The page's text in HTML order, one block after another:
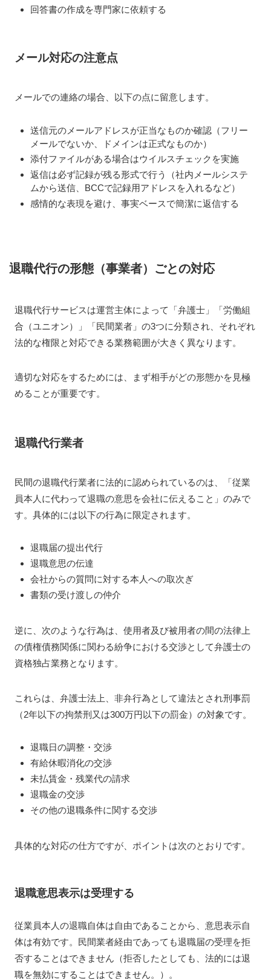
回答書の作成を専門家に依頼する
メール対応の注意点
メールでの連絡の場合、以下の点に留意します。
送信元のメールアドレスが正当なものか確認（フリー
メールでないか、ドメインは正式なものか）
添付ファイルがある場合はウイルスチェックを実施
返信は必ず記録が残る形式で行う（社内メールシステ
ムから送信、BCCで記録用アドレスを入れるなど）
感情的な表現を避け、事実ベースで簡潔に返信する
退職代行の形態（事業者）ごとの対応
退職代行サービスは運営主体によって「弁護士」「労働組
合（ユニオン）」「民間業者」の3つに分類され、それぞれ
法的な権限と対応できる業務範囲が大きく異なります。
適切な対応をするためには、まず相手がどの形態かを見極
めることが重要です。
退職代行業者
民間の退職代行業者に法的に認められているのは、「従業
員本人に代わって退職の意思を会社に伝えること」のみで
す。具体的には以下の行為に限定されます。
退職届の提出代行
退職意思の伝達
会社からの質問に対する本人への取次ぎ
書類の受け渡しの仲介
逆に、次のような行為は、使用者及び被用者の間の法律上
の債権債務関係に関わる紛争における交渉として弁護士の
資格独占業務となります。
これらは、弁護士法上、非弁行為として違法とされ刑事罰
（2年以下の拘禁刑又は300万円以下の罰金）の対象です。
退職日の調整・交渉
有給休暇消化の交渉
未払賃金・残業代の請求
退職金の交渉
その他の退職条件に関する交渉
具体的な対応の仕方ですが、ポイントは次のとおりです。
退職意思表示は受理する
従業員本人の退職自体は自由であることから、意思表示自
体は有効です。民間業者経由であっても退職届の受理を拒
否することはできません（拒否したとしても、法的には退
職を無効にすることはできません。）。